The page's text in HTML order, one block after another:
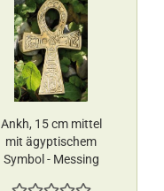
Ankh, 15 cm mittel
mit ägyptischem
Symbol - Messing